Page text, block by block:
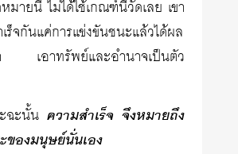
มายนี้ ไม่ได้ใช้เกณฑ์นี้วัดเลย เขา
ร็จกันแค่การแข่งขันชนะแล้วได้ผล
เอาทรัพย์และอำนาจเป็นตัว
ฉะนั้น ความสำเร็จ จึงหมายถึง
ของมนุษย์นั่นเอง